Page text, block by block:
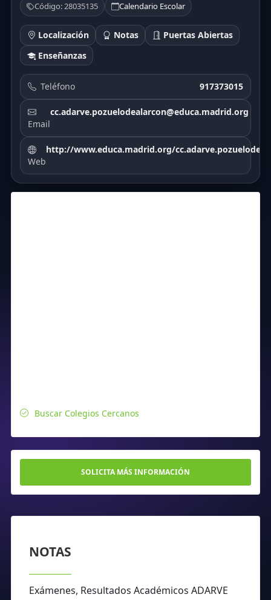
Código: 28035135 Calendario Escolar
Localización Notas
Puertas Abiertas
Enseñanzas
Teléfono 917373015
Email
cc.adarve.pozuelodealarcon@educa.madrid.org
Web
http://www.educa.madrid.org/
Buscar Colegios Cercanos
SOLICITA MÁS INFORMACIÓN
NOTAS
Exámenes, Resultados Académicos ADARVE